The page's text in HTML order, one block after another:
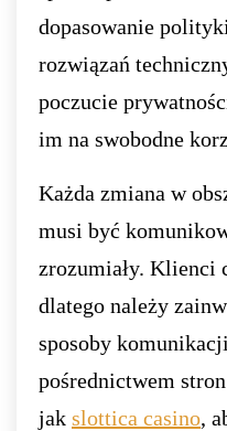
dopasowanie
rozwiązań
poczucie
im na swobodne
Każda zmiana w
musi być
zrozumiały. Klienci
dlatego należy
sposoby
pośrednictwem
jak slottica casino,